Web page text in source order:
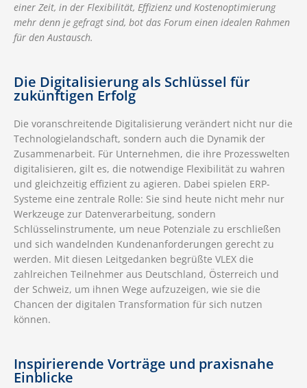
einer Zeit, in der Flexibilität, Effizienz und Kostenoptimierung
mehr denn je gefragt sind, bot das Forum einen idealen Rahmen
für den Austausch.
Die Digitalisierung als Schlüssel für
zukünftigen Erfolg
Die voranschreitende Digitalisierung verändert nicht nur die
Technologielandschaft, sondern auch die Dynamik der
Zusammenarbeit. Für Unternehmen, die ihre Prozesswelten
digitalisieren, gilt es, die notwendige Flexibilität zu wahren
und gleichzeitig effizient zu agieren. Dabei spielen ERP-
Systeme eine zentrale Rolle: Sie sind heute nicht mehr nur
Werkzeuge zur Datenverarbeitung, sondern
Schlüsselinstrumente, um neue Potenziale zu erschließen
und sich wandelnden Kundenanforderungen gerecht zu
werden. Mit diesen Leitgedanken begrüßte VLEX die
zahlreichen Teilnehmer aus Deutschland, Österreich und
der Schweiz, um ihnen Wege aufzuzeigen, wie sie die
Chancen der digitalen Transformation für sich nutzen
können.
Inspirierende Vorträge und praxisnahe
Einblicke